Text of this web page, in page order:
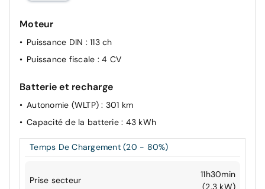
Moteur
Puissance DIN : 113 ch
Puissance fiscale : 4 CV
Batterie et recharge
Autonomie (WLTP): 301 km
Capacité de la batterie : 43 kWh
Temps De Chargement (20 - 80%)
Prise secteur
11h30min
(2.3 kW)